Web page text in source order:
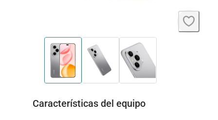
Características del equipo